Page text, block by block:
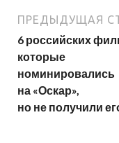
ПРЕДЫДУЩАЯ
6 российских
которые
номинировались
на «Оскар»,
но не получили